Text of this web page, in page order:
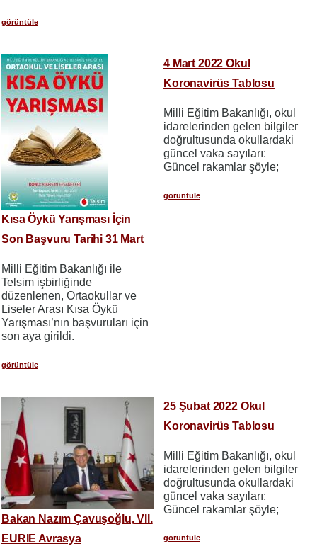
görüntüle
Kısa Öykü Yarışması İçin
Son Başvuru Tarihi 31 Mart
Milli Eğitim Bakanlığı ile
Telsim işbirliğinde
düzenlenen, Ortaokullar ve
Liseler Arası Kısa Öykü
Yarışması’nın başvuruları için
son aya girildi.
görüntüle
4 Mart 2022 Okul
Koronavirüs Tablosu
Milli Eğitim Bakanlığı, okul
idarelerinden gelen bilgiler
doğrultusunda okullardaki
güncel vaka sayıları:
Güncel rakamlar şöyle;
görüntüle
Bakan Nazım Çavuşoğlu, VII.
EURIE Avrasya
25 Şubat 2022 Okul
Koronavirüs Tablosu
Milli Eğitim Bakanlığı, okul
idarelerinden gelen bilgiler
doğrultusunda okullardaki
güncel vaka sayıları:
Güncel rakamlar şöyle;
görüntüle